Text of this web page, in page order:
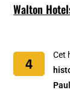
Walton
Cet